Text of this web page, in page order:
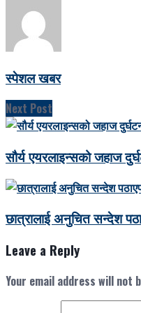
स्पेशल खबर
Next Post
सौर्य एयरलाइन्सको जहाज
छात्रालाई अनुचित सन्देश
Leave a Reply
Your email address will not